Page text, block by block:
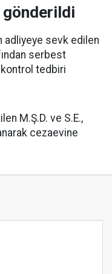
adliyeye sevk edilen
serbest
kontrol tedbiri
M.Ş.D. ve S.E.,
cezaevine